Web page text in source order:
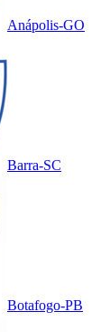
Anápolis-GO
Barra-SC
Botafogo-PB